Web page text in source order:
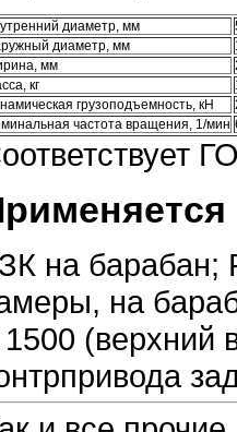
диаметр, мм
диаметр, мм
мм
кг
грузоподъемность, кН
частота вращения, 1/мин
на барабан;
на
1500 (верхний